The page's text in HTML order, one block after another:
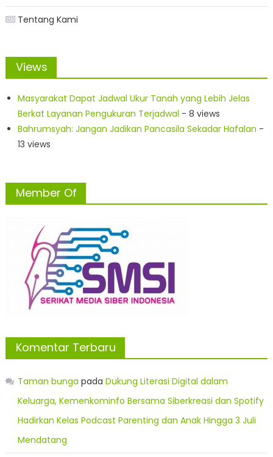
Tentang Kami
Views
Masyarakat Dapat Jadwal Ukur Tanah yang Lebih Jelas
Berkat Layanan Pengukuran Terjadwal - 8 views
Bahrumsyah: Jangan Jadikan Pancasila Sekadar Hafalan -
13 views
Member Of
Komentar Terbaru
Taman bunga pada Dukung Literasi Digital dalam
Keluarga, Kemenkominfo Bersama Siberkreasi dan Spotify
Hadirkan Kelas Podcast Parenting dan Anak Hingga 3 Juli
Mendatang